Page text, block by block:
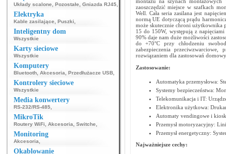
Układy scalone Pozostałe Gniazda RJ45
Elektryka
Kable zasilające Puszki
Inteligentny dom
Wszystkie
Karty sieciowe
Wszystkie
Komputery
Bluetooth Akcesoria Przedłużacze USB
Kontrolery sieciowe
Wszystkie
Media konwertery
RS-232/RS-485
MikroTik
Routery WiFi Akcesoria Switche
Monitoring
Akcesoria
Okablowanie
zaoszczędzić miejsce w szafkach
Well. Cała seria zasilana jest
normą UE dotyczącą prądu
może skutecznie chroni użytkownika
15 do 150W, występują z
90% daje nam duże możliwości
do +70°C przy chłodzeniu
zabezpieczenia
rozwiązaniem dla zastosowań
Zastosowanie:
Automatyka przemysłowa:
Systemy bezpieczeństwa:
Telekomunikacja i IT:
Elektronika użytkowa:
Automaty vendingowe i
Przemysł motoryzacyjny:
Przemysł energetyczny:
Najważniejsze cechy: